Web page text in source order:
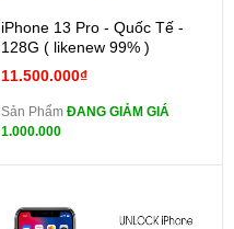
iPhone 13 Pro - Quốc Tế -
128G ( likenew 99% )
11.500.000₫
Sản Phẩm ĐANG GIẢM GIÁ
1.000.000